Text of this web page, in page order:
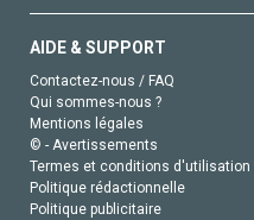
AIDE & SUPPORT
Contactez-nous / FAQ
Qui sommes-nous ?
Mentions légales
© - Avertissements
Termes et conditions d'utilisation
Politique rédactionnelle
Politique publicitaire